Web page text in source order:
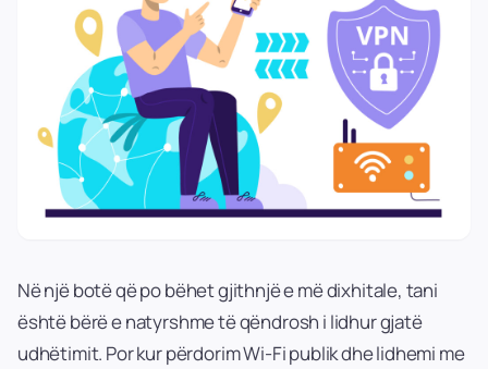
Në një botë që po bëhet gjithnjë e më dixhitale, tani
është bërë e natyrshme të qëndrosh i lidhur gjatë
udhëtimit. Por kur përdorim Wi-Fi publik dhe lidhemi me